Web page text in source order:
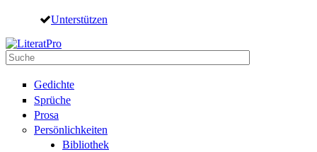
Direkt zum Inhalt
Unterstützen
Suche
Gedichte
Sprüche
Prosa
Persönlichkeiten
Bibliothek